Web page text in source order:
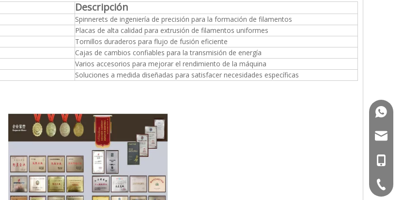
Descripción
Spinnerets de ingeniería de precisión para la formación de filamentos
Placas de alta calidad para extrusión de filamentos uniformes
Tornillos duraderos para flujo de fusión eficiente
Cajas de cambios confiables para la transmisión de energía
Varios accesorios para mejorar el rendimiento de la máquina
Soluciones a medida diseñadas para satisfacer necesidades específicas
+86-
+86-